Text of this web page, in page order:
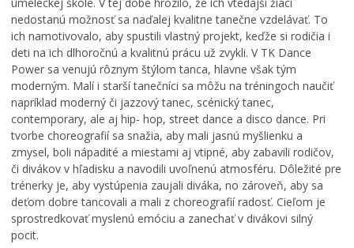
nedostanú možnosť sa naďalej kvalitne tanečne vzdelávať. To
ich namotivovalo, aby spustili vlastný projekt, keďže si rodičia i
deti na ich dlhoročnú a kvalitnú prácu už zvykli. V TK Dance
Power sa venujú rôznym štýlom tanca, hlavne však tým
moderným. Malí i starší tanečníci sa môžu na tréningoch naučiť
napríklad moderný či jazzový tanec, scénický tanec,
contemporary, ale aj hip‑ hop, street dance a disco dance. Pri
tvorbe choreografií sa snažia, aby mali jasnú myšlienku a
zmysel, boli nápadité a miestami aj vtipné, aby zabavili rodičov,
či divákov v hľadisku a navodili uvoľnenú atmosféru. Dôležité pre
trénerky je, aby vystúpenia zaujali diváka, no zároveň, aby sa
deťom dobre tancovali a mali z choreografií radosť. Cieľom je
sprostredkovať myslenú emóciu a zanechať v divákovi silný
pocit.
L
e
t
n
é
k
ú
p
J
u
h
d
e
f
i
n
i
t
í
v
n
P
r
e
c
h
á
d
z
k
a
č
a